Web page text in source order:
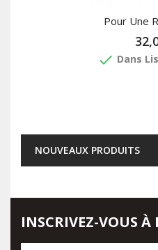
Pour Une
done Dans
NOUVEAUX PRODUITS